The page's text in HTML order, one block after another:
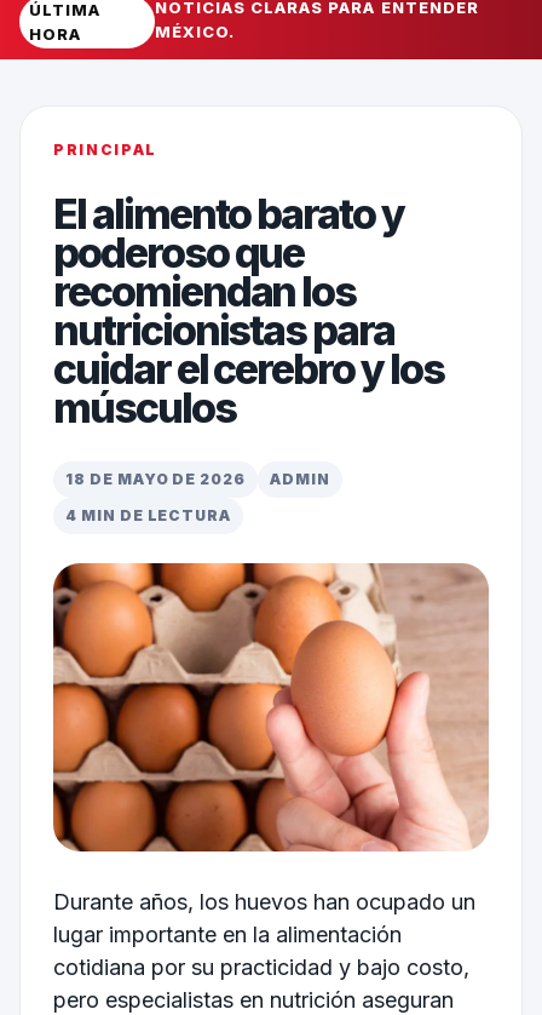
ÚLTIMA
HORA
NOTICIAS CLARAS PARA ENTENDER
MÉXICO.
PRINCIPAL
El alimento barato y
poderoso que
recomiendan los
nutricionistas para
cuidar el cerebro y los
músculos
18 DE MAYO DE 2026
ADMIN
4 MIN DE LECTURA
Durante años, los huevos han ocupado un
lugar importante en la alimentación
cotidiana por su practicidad y bajo costo,
pero especialistas en nutrición aseguran